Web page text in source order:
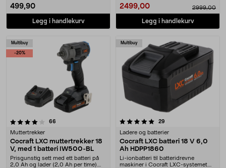
499,90
Legg i handlekurv
2499,00 2999,00
Legg i handlekurv
Multibuy
-20%
66
Muttertrekker
Cocraft LXC muttertrekker 18
V, med 1 batteri IW500-BL
Prisgunstig sett med ett batteri på
2,0 Ah og lader (2,0 Ah per time).
Multibuy
5.0 av 5 stjerner 29
Ladere og batterier
Cocraft LXC batteri 18 V 6,0
Ah HDPP1860
Li-ionbatteri til batteridrevne
maskiner i Cocraft LXC-systemet.